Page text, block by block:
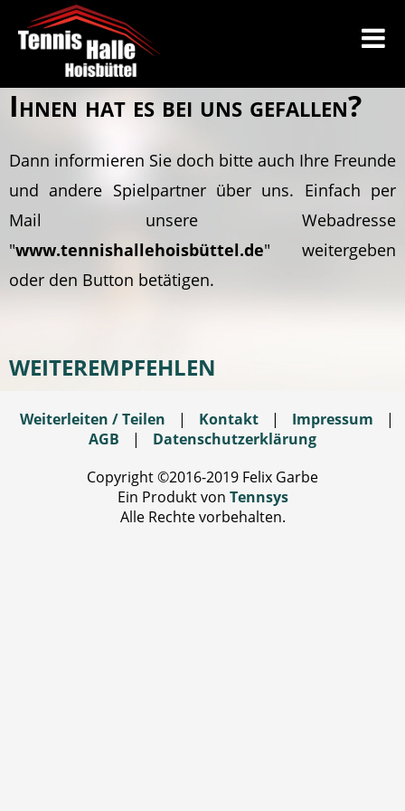
Ihnen hat es bei uns gefallen?
Dann informieren Sie doch bitte auch Ihre Freunde
und andere Spielpartner über uns. Einfach per
Mail unsere Webadresse
"www.tennishallehoisbüttel.de" weitergeben
oder den Button betätigen.
WEITEREMPFEHLEN
Weiterleiten / Teilen | Kontakt | Impressum
|
AGB
|
Datenschutzerklärung
Copyright ©2016-2019 Felix Garbe
Ein Produkt von Tennsys
Alle Rechte vorbehalten.